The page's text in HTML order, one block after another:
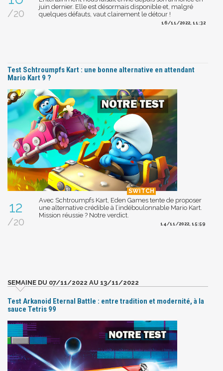
/20
juin dernier. Elle est désormais disponible et, malgré
quelques défauts, vaut clairement le détour !
16/11/2022, 11:32
Test Schtroumpfs Kart : une bonne alternative en attendant
Mario Kart 9 ?
12
/20
Avec Schtroumpfs Kart, Eden Games tente de proposer
une alternative crédible à l’indéboulonnable Mario Kart.
Mission réussie ? Notre verdict.
14/11/2022, 15:59
SEMAINE DU 07/11/2022 AU 13/11/2022
Test Arkanoid Eternal Battle : entre tradition et modernité, à la
sauce Tetris 99